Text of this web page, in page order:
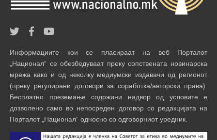
Информациите кои се пласираат на веб Порталот
„Национал“ се обезбедуваат преку сопствената новинарска
мрежа како и од неколку медиумски издавачи од регионот
(преку регулирани договори за соработка/авторски права).
Бесплатно преземање содржини надвор од условите е
дозволено само во непосреден договор со редакцијата на
Порталот „Национал“ односно со одговорниот уредник.